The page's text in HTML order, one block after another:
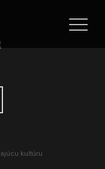
kultúru